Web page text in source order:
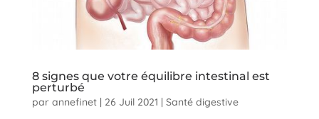
8 signes que votre équilibre intestinal est
perturbé
par annefinet| 26 Juil 2021 Santé digestive